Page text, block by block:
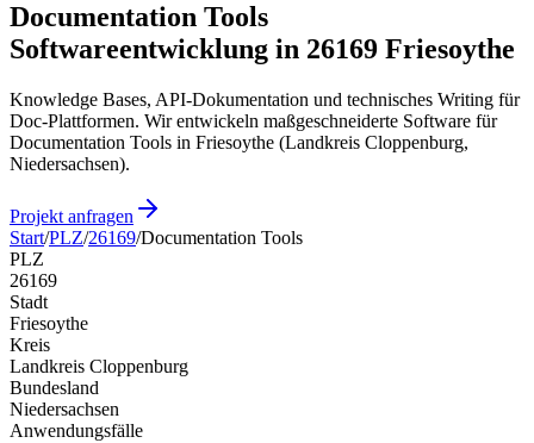
Documentation Tools
Softwareentwicklung in 26169 Friesoythe
Knowledge Bases, API-Dokumentation und technisches Writing für
Doc-Plattformen. Wir entwickeln maßgeschneiderte Software für
Documentation Tools in Friesoythe (Landkreis Cloppenburg,
Niedersachsen).
Projekt anfragen
Start/PLZ/26169/Documentation Tools
PLZ
26169
Stadt
Friesoythe
Kreis
Landkreis Cloppenburg
Bundesland
Niedersachsen
Anwendungsfälle